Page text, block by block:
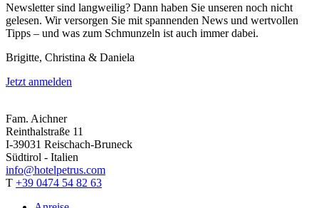
Newsletter sind langweilig? Dann haben Sie unseren noch nicht
gelesen. Wir versorgen Sie mit spannenden News und wertvollen
Tipps – und was zum Schmunzeln ist auch immer dabei.
Brigitte, Christina & Daniela
Jetzt anmelden
Fam. Aichner
Reinthalstraße 11
I-39031 Reischach-Bruneck
Südtirol - Italien
info@hotelpetrus.com
T +39 0474 54 82 63